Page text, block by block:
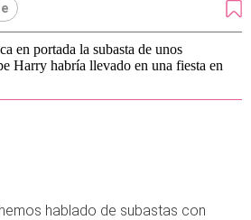
en portada la subasta de unos
Harry habría llevado en una fiesta en
hablado de subastas con